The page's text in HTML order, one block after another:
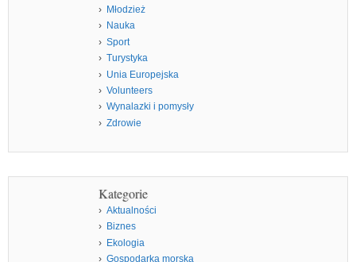
Młodzież
Nauka
Sport
Turystyka
Unia Europejska
Volunteers
Wynalazki i pomysły
Zdrowie
Kategorie
Aktualności
Biznes
Ekologia
Gospodarka morska